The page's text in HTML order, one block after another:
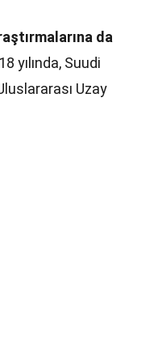
da
yılında, Suudi
Uzay